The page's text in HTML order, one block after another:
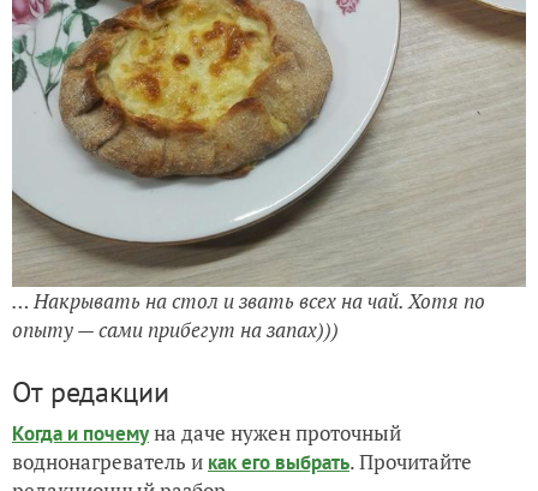
… Накрывать на стол и звать всех на чай. Хотя по
опыту — сами прибегут на запах)))
От редакции
Когда и почемуна даче нужен проточный
воднонагреватель и как его выбрать. Прочитайте